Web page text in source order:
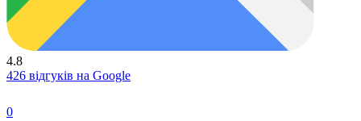
4.8
426 відгуків на Google
0